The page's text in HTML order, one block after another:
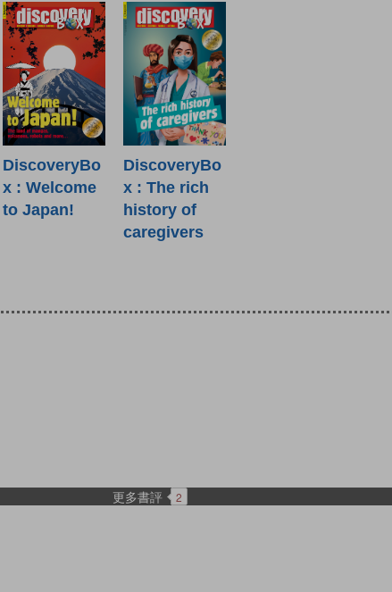
DiscoveryBo
x : Welcome
to Japan!
DiscoveryBo
x : The rich
history of
caregivers
更多書評 2